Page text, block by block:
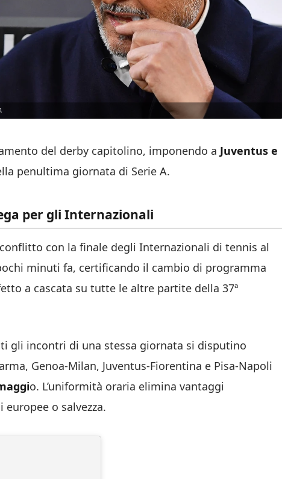
del derby capitolino, imponendo a Juventus e
penultima giornata di Serie A.
per gli Internazionali
con la finale degli Internazionali di tennis al
minuti fa, certificando il cambio di programma
a cascata su tutte le altre partite della 37ª
gli incontri di una stessa giornata si disputino
Genoa-Milan, Juventus-Fiorentina e Pisa-Napoli
o. L’uniformità oraria elimina vantaggi
o salvezza.